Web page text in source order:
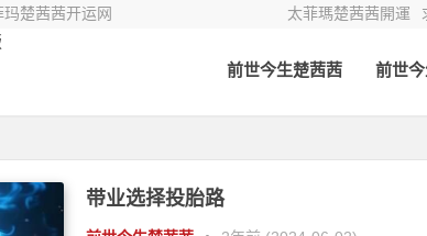
楚茜茜开运网 太菲瑪楚茜茜開運
前世今生楚茜茜 前世
带业选择投胎路